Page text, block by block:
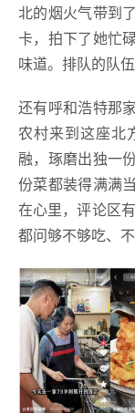
北的烟火气带到
卡，拍下了她忙
味道。排队的队
还有呼和浩特那
农村来到这座北
融，琢磨出独一
份菜都装得满满
在心里，评论区
都问够不够吃、不